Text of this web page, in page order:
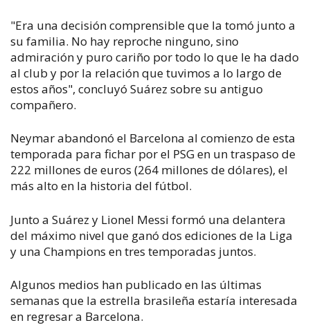
"Era una decisión comprensible que la tomó junto a
su familia. No hay reproche ninguno, sino
admiración y puro cariño por todo lo que le ha dado
al club y por la relación que tuvimos a lo largo de
estos años", concluyó Suárez sobre su antiguo
compañero.
Neymar abandonó el Barcelona al comienzo de esta
temporada para fichar por el PSG en un traspaso de
222 millones de euros (264 millones de dólares), el
más alto en la historia del fútbol.
Junto a Suárez y Lionel Messi formó una delantera
del máximo nivel que ganó dos ediciones de la Liga
y una Champions en tres temporadas juntos.
Algunos medios han publicado en las últimas
semanas que la estrella brasileña estaría interesada
en regresar a Barcelona.